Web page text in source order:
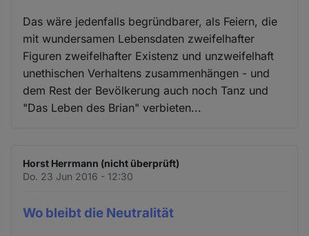
Das wäre jedenfalls begründbarer, als Feiern, die
mit wundersamen Lebensdaten zweifelhafter
Figuren zweifelhafter Existenz und unzweifelhaft
unethischen Verhaltens zusammenhängen - und
dem Rest der Bevölkerung auch noch Tanz und
"Das Leben des Brian" verbieten...
Horst Herrmann (nicht überprüft)
Do. 23 Jun 2016 - 12:30
Wo bleibt die Neutralität